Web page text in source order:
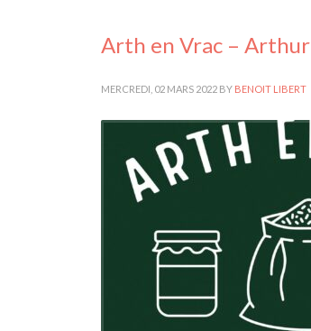
Arth en Vrac – Arthur
MERCREDI, 02 MARS 2022 BY BENOIT LIBERT